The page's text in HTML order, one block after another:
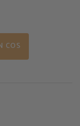
COS